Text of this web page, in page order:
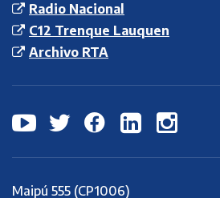
Radio Nacional
C12 Trenque Lauquen
Archivo RTA
Maipú 555 (CP1006)